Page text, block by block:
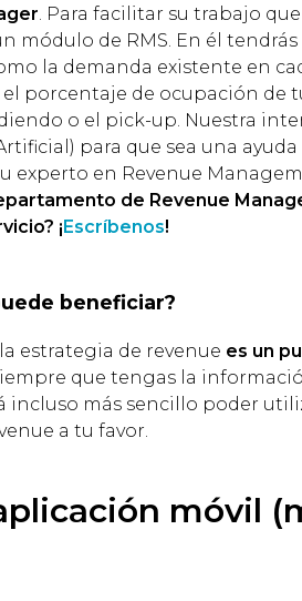
. Para facilitar su trabajo
módulo de RMS. En él
la demanda existente en
porcentaje de ocupación de
o el pick-up. Nuestra
para que sea una
experto en Revenue
de Revenue
¡Escríbenos!
beneficiar?
estrategia de revenue es un
que tengas la
incluso más sencillo poder
a tu favor.
móvil